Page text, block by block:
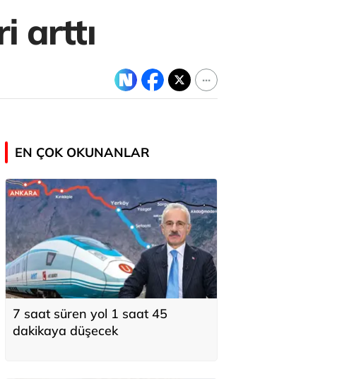
arttı
EN ÇOK OKUNANLAR
7 saat süren yol 1 saat 45
dakikaya düşecek